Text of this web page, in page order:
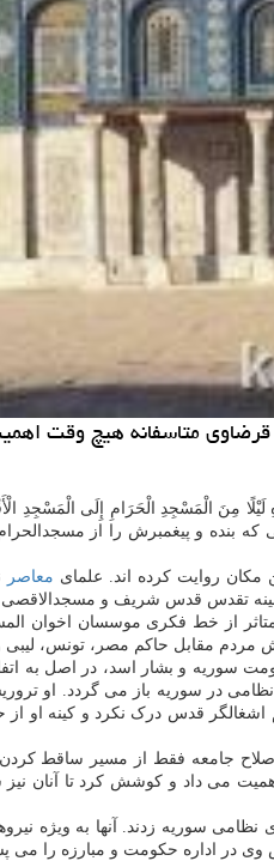
قرضاوی متاسفانه هیچ وقت
مِنَ الْمَسْجِدِ الْحَرَامِ إِلَی الْمَسْجِدِ
که بنده و پیغمبرش را از
روایت کرده اند. علمای معاصر
تقدس قدس شریف و مسجدالاقصی را
خط فکری موسسان اخوان
مردم مقابل حاکم مصر، تونس،
سوریه و بشار اسد، در اصل به
در سوریه باز می گردد. او
قدس درک نکرد و کینه او
جامعه فقط از مسیر ساقط
می داد و کوشش کرد تا آنان
سوریه زدند. آنها به ویژه
در اداره حکومت و مبارزه را می